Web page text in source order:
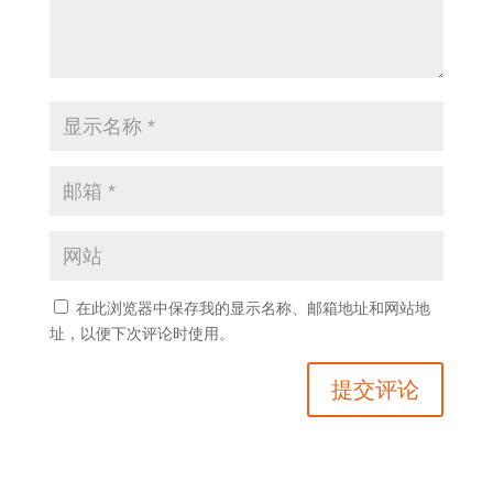
在此浏览器中保存我的显示名称、邮箱地址和网站地
址，以便下次评论时使用。